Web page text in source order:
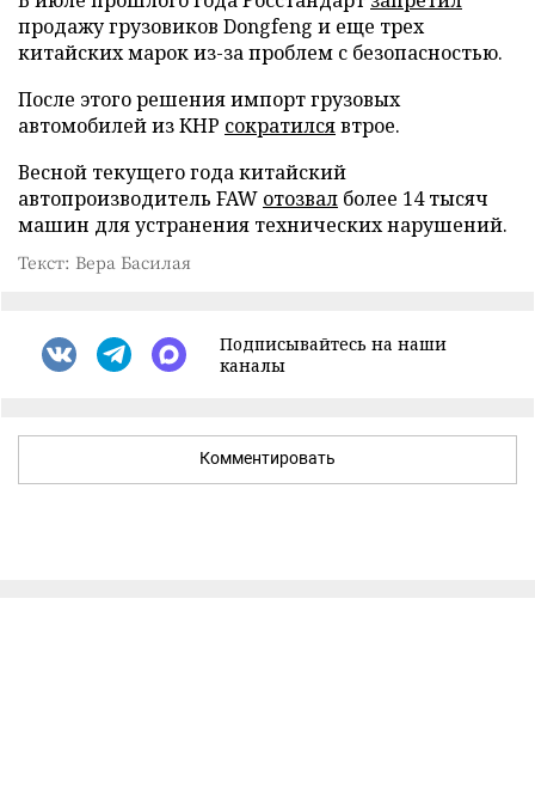
продажу грузовиков Dongfeng и еще трех
китайских марок из-за проблем с безопасностью.
После этого решения импорт грузовых
автомобилей из КНР сократилсявтрое.
Весной текущего года китайский
автопроизводитель FAW отозвал более 14 тысяч
машин для устранения технических нарушений.
Текст: Вера Басилая
Подписывайтесь на наши
каналы
Комментировать